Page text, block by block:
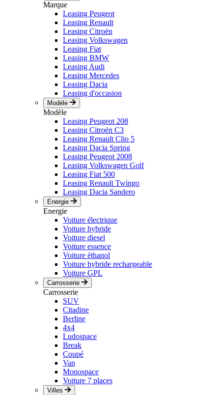
Marque
Leasing Peugeot
Leasing Renault
Leasing Citroën
Leasing Volkswagen
Leasing Fiat
Leasing BMW
Leasing Audi
Leasing Mercedes
Leasing Dacia
Leasing d'occasion
Modèle
Modèle
Leasing Peugeot 208
Leasing Citroën C3
Leasing Renault Clio 5
Leasing Dacia Spring
Leasing Peugeot 2008
Leasing Volkswagen Golf
Leasing Fiat 500
Leasing Renault Twingo
Leasing Dacia Sandero
Energie
Energie
Voiture électrique
Voiture hybride
Voiture diesel
Voiture essence
Voiture éthanol
Voiture hybride rechargeable
Voiture GPL
Carrosserie
Carrosserie
SUV
Citadine
Berline
4x4
Ludospace
Break
Coupé
Van
Monospace
Voiture 7 places
Villes